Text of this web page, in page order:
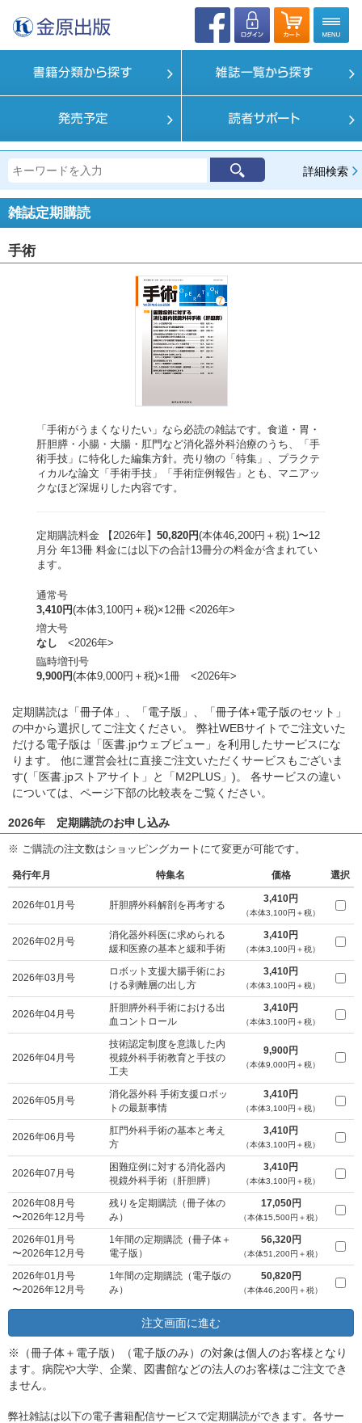
詳細検索
雑誌定期購読
手術
「手術がうまくなりたい」なら必読の雑誌です。食道・胃・
肝胆膵・小腸・大腸・肛門など消化器外科治療のうち、「手
術手技」に特化した編集方針。売り物の「特集」、プラクテ
ィカルな論文「手術手技」「手術症例報告」とも、マニアッ
クなほど深堀りした内容です。
定期購読料金 【2026年】 50,820円(本体46,200円＋税) 1〜12
月分 年13冊 料金には以下の合計13冊分の料金が含まれてい
ます。
通常号
3,410円(本体3,100円＋税)×12冊 <2026年>
増大号
なし <2026年>
臨時増刊号
9,900円(本体9,000円＋税)×1冊 <2026年>
定期購読は「冊子体」、「電子版」、「冊子体+電子版のセット」
の中から選択してご注文ください。 弊社WEBサイトでご注文いた
だける電子版は「医書.jpウェブビュー」を利用したサービスにな
ります。 他に運営会社に直接ご注文いただくサービスもございま
す(「医書.jpストアサイト」と「M2PLUS」)。 各サービスの違い
については、ページ下部の比較表をご覧ください。
2026年 定期購読のお申し込み
※ ご購読の注文数はショッピングカートにて変更が可能です。
発行年月 特集名 価格 選択
2026年01月号 肝胆膵外科解剖を再考する
3,410円
（本体3,100円＋税）
2026年02月号
消化器外科医に求められる
緩和医療の基本と緩和手術
3,410円
（本体3,100円＋税）
2026年03月号
ロボット支援大腸手術にお
ける剥離層の出し方
3,410円
（本体3,100円＋税）
2026年04月号
肝胆膵外科手術における出
血コントロール
3,410円
（本体3,100円＋税）
2026年04月号
技術認定制度を意識した内
視鏡外科手術教育と手技の
工夫
9,900円
（本体9,000円＋税）
2026年05月号
消化器外科 手術支援ロボッ
トの最新事情
3,410円
（本体3,100円＋税）
2026年06月号
肛門外科手術の基本と考え
方
3,410円
（本体3,100円＋税）
2026年07月号
困難症例に対する消化器内
視鏡外科手術（肝胆膵）
3,410円
（本体3,100円＋税）
2026年08月号
〜2026年12月号
残りを定期購読（冊子体の
み）
17,050円
（本体15,500円＋税）
2026年01月号
〜2026年12月号
1年間の定期購読（冊子体＋
電子版）
56,320円
（本体51,200円＋税）
2026年01月号
〜2026年12月号
1年間の定期購読（電子版の
み）
50,820円
（本体46,200円＋税）
※（冊子体＋電子版）（電子版のみ）の対象は個人のお客様となり
ます。病院や大学、企業、図書館などの法人のお客様はご注文でき
ません。
弊社雑誌は以下の電子書籍配信サービスで定期購読ができます。各サー